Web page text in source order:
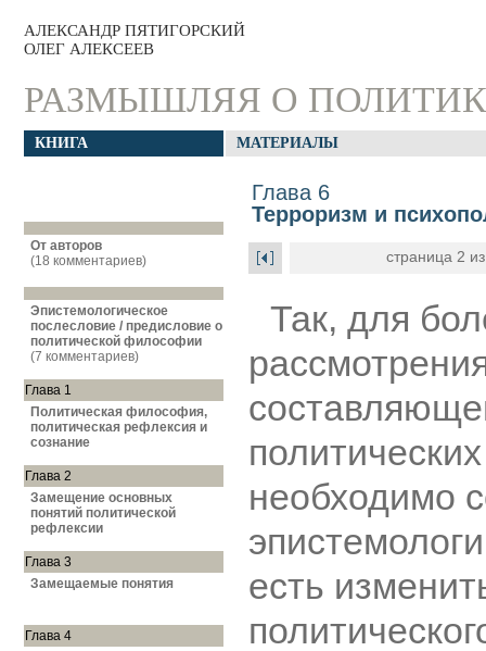
АЛЕКСАНДР ПЯТИГОРСКИЙ
ОЛЕГ АЛЕКСЕЕВ
РАЗМЫШЛЯЯ О
КНИГА МАТЕРИАЛЫ
От авторов
(18 комментариев)
Эпистемологическое
послесловие / предисловие о
политической философии
(7 комментариев)
Глава 1
Политическая философия,
политическая рефлексия и
сознание
Глава 2
Замещение основных
понятий политической
рефлексии
Глава 3
Замещаемые понятия
Глава 4
Глава 6
Терроризм и
страница 2
Так, для
необходимо
есть